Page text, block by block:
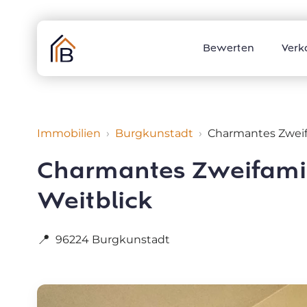
Bewerten
Immobilien Burgkunstadt Charmantes
Charmantes
Weitblick
📍 96224 Burgkunstadt